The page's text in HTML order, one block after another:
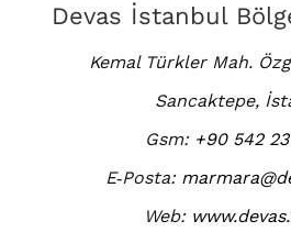
Devas İstanbul
Kemal Türkler Mah.
Sancaktepe,
Gsm: +90 542
E‑Posta:
Web: